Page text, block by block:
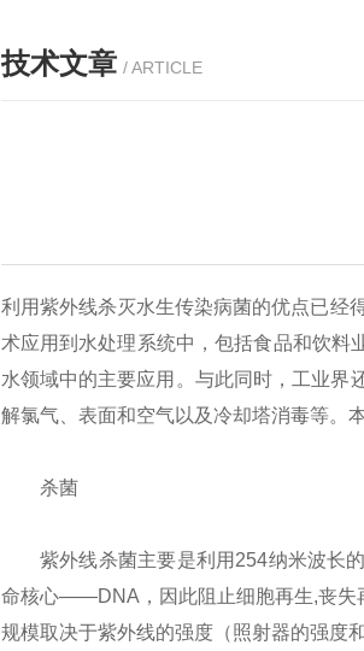
技术文章 / ARTICLE
利用紫外线杀灭水生传染病菌的优点已经
术应用到水处理系统中，包括食品和饮料
水领域中的主要应用。与此同时，工业界
解氯气、表面和空气以及冷却塔消毒等。
杀菌
紫外线杀菌主要是利用254纳米波长的
命核心——DNA，因此阻止细胞再生,丧失
规模取决于紫外线的强度（照射器的强度